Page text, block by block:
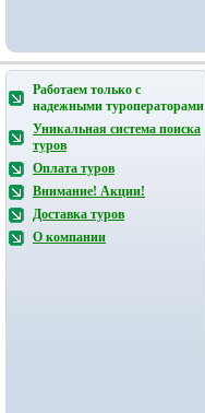
Работаем только с
надежными туроператорами
Уникальная система поиска
туров
Оплата туров
Внимание! Акции!
Доставка туров
О компании